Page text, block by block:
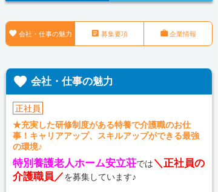
 会社・仕事の魅力  募集要項 企業情報
 会社・仕事の魅力
正社員
★充実した研修制度がある特養で介護職のお仕
事！キャリアアップ、スキルアップができる最強
の環境♪
特別養護老人ホーム安立荘では＼正社員の
介護職員／を募集しています♪